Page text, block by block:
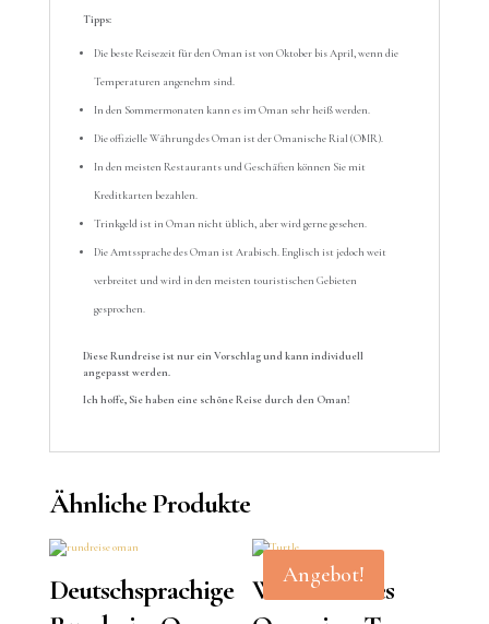
Tipps:
Die beste Reisezeit für den Oman ist von Oktober bis April, wenn die
Temperaturen angenehm sind.
In den Sommermonaten kann es im Oman sehr heiß werden.
Die offizielle Währung des Oman ist der Omanische Rial (OMR).
In den meisten Restaurants und Geschäften können Sie mit
Kreditkarten bezahlen.
Trinkgeld ist in Oman nicht üblich, aber wird gerne gesehen.
Die Amtssprache des Oman ist Arabisch. Englisch ist jedoch weit
verbreitet und wird in den meisten touristischen Gebieten
gesprochen.
Diese Rundreise ist nur ein Vorschlag und kann individuell
angepasst werden.
Ich hoffe, Sie haben eine schöne Reise durch den Oman!
Ähnliche Produkte
Deutschsprachige
Angebot!
Wundervolles